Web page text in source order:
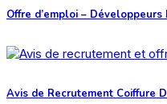
Offre d’emploi –
Avis de Recrutement Coiffure